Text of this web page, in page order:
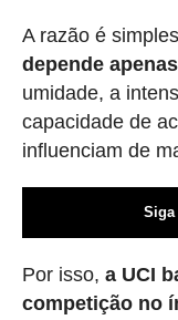
A razão é
depende
umidade, a
capacidade de
influenciam de
Siga
Por isso, a UCI
competição no